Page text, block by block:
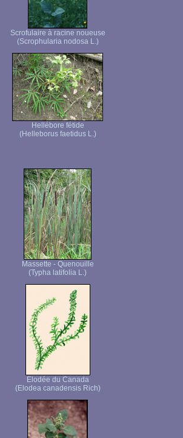
Scrofulaire à racine noueuse
(Scrophularia nodosa L.)
Hellébore fétide
(Helleborus faetidus L.)
Massette - Quenouille
(Typha latifolia L.)
Elodée du Canada
(Elodea canadensis Rich)